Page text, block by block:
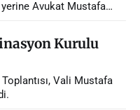
Avukat Mustafa
Kurulu
Vali Mustafa